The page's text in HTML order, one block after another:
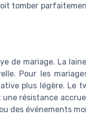
tomber
de mariage. La
Pour les
plus légère. Le
résistance
des événements